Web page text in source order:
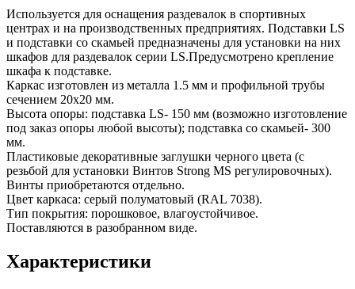
Используется для оснащения раздевалок в спортивных
центрах и на производственных предприятиях. Подставки LS
и подставки со скамьей предназначены для установки на них
шкафов для раздевалок серии LS.Предусмотрено крепление
шкафа к подставке.
Каркас изготовлен из металла 1.5 мм и профильной трубы
сечением 20х20 мм.
Высота опоры: подставка LS- 150 мм (возможно изготовление
под заказ опоры любой высоты); подставка со скамьей- 300
мм.
Пластиковые декоративные заглушки черного цвета (с
резьбой для установки Винтов Strong MS регулировочных).
Винты приобретаются отдельно.
Цвет каркаса: серый полуматовый (RAL 7038).
Тип покрытия: порошковое, влагоустойчивое.
Поставляются в разобранном виде.
Характеристики